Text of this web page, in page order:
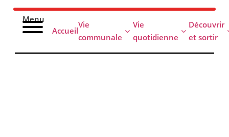
Menu
Accueil
Vie
communale
Vie
quotidienne
Découvrir
et sortir